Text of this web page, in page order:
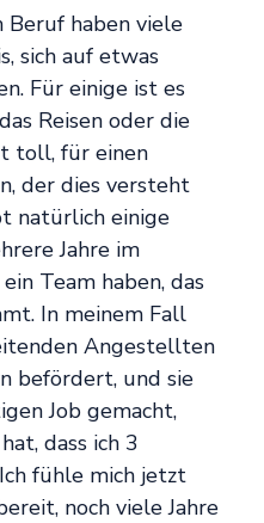
Beruf haben viele
sich auf etwas
Für einige ist es
Reisen oder die
toll, für einen
der dies versteht
natürlich einige
Jahre im
Team haben, das
In meinem Fall
Angestellten
befördert, und sie
Job gemacht,
dass ich 3
fühle mich jetzt
noch viele Jahre